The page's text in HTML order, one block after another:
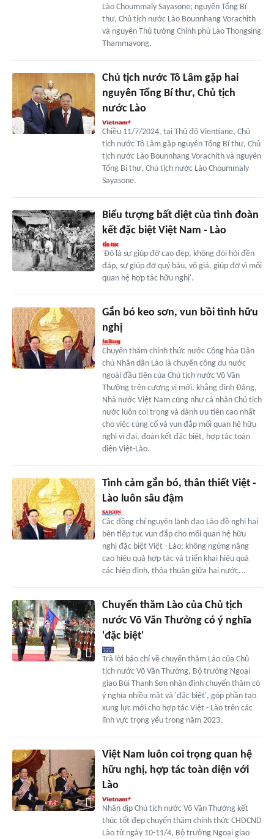
Lào Choummaly Sayasone; nguyên Tổng Bí
thư, Chủ tịch nước Lào Bounnhang Vorachith
và nguyên Thủ tướng Chính phủ Lào Thongsing
Thammavong.
Chủ tịch nước Tô Lâm gặp hai
nguyên Tổng Bí thư, Chủ tịch
nước Lào
Chiều 11/7/2024, tại Thủ đô Vientiane, Chủ
tịch nước Tô Lâm gặp nguyên Tổng Bí thư, Chủ
tịch nước Lào Bounnhang Vorachith và nguyên
Tổng Bí thư, Chủ tịch nước Lào Choummaly
Sayasone.
Biểu tượng bất diệt của tình đoàn
kết đặc biệt Việt Nam - Lào
'Đó là sự giúp đỡ cao đẹp, không đòi hỏi đền
đáp, sự giúp đỡ quý báu, vô giá, giúp đỡ vì mối
quan hệ hợp tác hữu nghị'.
Gắn bó keo sơn, vun bồi tình hữu
nghị
Chuyến thăm chính thức nước Cộng hòa Dân
chủ Nhân dân Lào là chuyến công du nước
ngoài đầu tiên của Chủ tịch nước Võ Văn
Thưởng trên cương vị mới, khẳng định Đảng,
Nhà nước Việt Nam cũng như cá nhân Chủ tịch
nước luôn coi trọng và dành ưu tiên cao nhất
cho việc củng cố và vun đắp mối quan hệ hữu
nghị vĩ đại, đoàn kết đặc biệt, hợp tác toàn
diện Việt-Lào.
Tình cảm gắn bó, thân thiết Việt -
Lào luôn sâu đậm
Các đồng chí nguyên lãnh đạo Lào đề nghị hai
bên tiếp tục vun đắp cho mối quan hệ hữu
nghị đặc biệt Việt - Lào; không ngừng nâng
cao hiệu quả hợp tác và triển khai hiệu quả
các hiệp định, thỏa thuận giữa hai nước...
Chuyến thăm Lào của Chủ tịch
nước Võ Văn Thưởng có ý nghĩa
'đặc biệt'
Trả lời báo chí về chuyến thăm Lào của Chủ
tịch nước Võ Văn Thưởng, Bộ trưởng Ngoại
giao Bùi Thanh Sơn nhận định chuyến thăm có
ý nghĩa nhiều mặt và 'đặc biệt', góp phần tạo
xung lực mới cho hợp tác Việt - Lào trên các
lĩnh vực trọng yếu trong năm 2023.
Việt Nam luôn coi trọng quan hệ
hữu nghị, hợp tác toàn diện với
Lào
Nhân dịp Chủ tịch nước Võ Văn Thưởng kết
thúc tốt đẹp chuyến thăm chính thức CHDCND
Lào từ ngày 10-11/4, Bộ trưởng Ngoại giao